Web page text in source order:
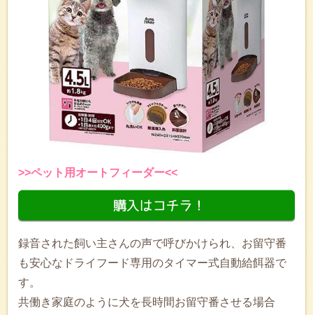
>>ペット用オートフィーダー<<
録音された飼い主さんの声で呼びかけられ、お留守番
も安心なドライフード専用のタイマー式自動給餌器で
す。
共働き家庭のように犬を長時間お留守番させる場合